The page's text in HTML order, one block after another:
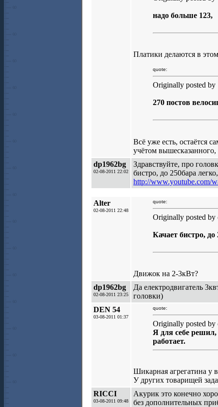
надо больше 123,
Платики делаются в
quote:
Originally posted by
270 постов
Всё уже есть, остаётся
учётом
dp1962bg
02-08-2011 22:02
Здравствуйте, про
бистро, до 250бара
http://www.youtube.com/
Alter
02-08-2011 22:48
quote:
Originally posted by
Качает бистро,
Движок на 2-3кВт?
dp1962bg
02-08-2011 23:25
Да електродвигатель
головки)
DEN 54
03-08-2011 01:37
quote:
Originally posted by
Я для себе решил,
работает.
Шикарная агрегатина у
У других товарищей
RICCI
03-08-2011 09:48
Акурик это конечно
без дополнительных